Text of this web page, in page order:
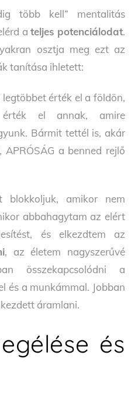
több kell” mentalitás
a teljes potenciálodat.
osztja meg ezt az
tanítása ihletett:
érték el a földön,
el annak, amire
Bármit tettél is, akár
APRÓSÁG a benned rejlő
blokkoljuk, amikor nem
abbahagytam az elért
és elkezdtem az
, az életem nagyszerűvé
összekapcsolódni a
és a munkámmal. Jobban
áramlani.
és